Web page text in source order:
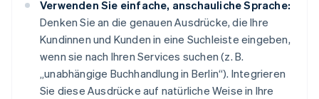
Verwenden Sie einfache, anschauliche Sprache:
Denken Sie an die genauen Ausdrücke, die Ihre
Kundinnen und Kunden in eine Suchleiste eingeben,
wenn sie nach Ihren Services suchen (z. B.
„unabhängige Buchhandlung in Berlin“). Integrieren
Sie diese Ausdrücke auf natürliche Weise in Ihre